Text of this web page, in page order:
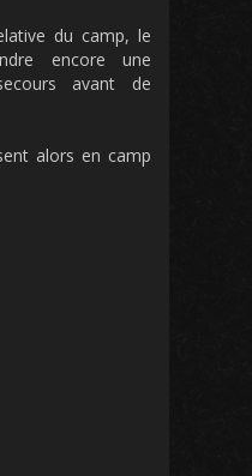
du camp, le
encore une
avant de
alors en camp